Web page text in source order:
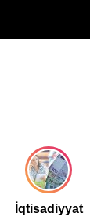
İqtisadiyyat